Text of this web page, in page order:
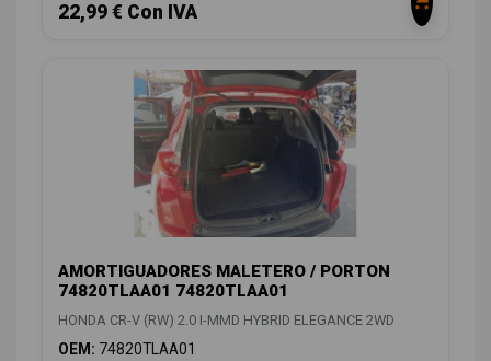
22,99 € Con IVA
AMORTIGUADORES MALETERO / PORTON
74820TLAA01 74820TLAA01
HONDA CR-V (RW) 2.0 I-MMD HYBRID ELEGANCE 2WD
OEM: 74820TLAA01